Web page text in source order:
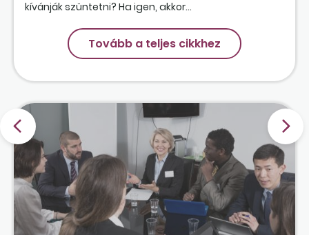
kívánják szüntetni? Ha igen, akkor...
Tovább a teljes cikkhez